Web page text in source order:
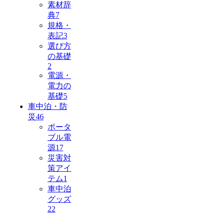
素材辞
典7
規格・
表記3
選び方
の基礎
2
電源・
電力の
基礎5
車中泊・防
災46
ポータ
ブル電
源17
災害対
策アイ
テム1
車中泊
グッズ
22